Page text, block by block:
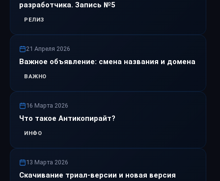
разработчика. Запись №5
РЕЛИЗ
21 Апреля 2026
Важное объявление: смена названия и домена
ВАЖНО
16 Марта 2026
Что такое Антикопирайт?
ИНФО
13 Марта 2026
Скачивание триал-версии и новая версия